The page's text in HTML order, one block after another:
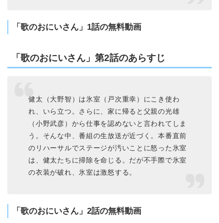
「歌のおにいさん」1話の無料動画
「歌のおにいさん」第2話のあらすじ
健太（大野智）は氷室（戸次重幸）にこき使わ
れ、いら立つ。さらに、家に帰ると父親の光雄
（小野武彦）から仕事を認めないと言われてしま
う。そんな中、番組の生放送が近づく。本番直前
のリハーサルでステージが汚いことに怒った氷室
は、健太たちに掃除を命じる。だが不手際で氷室
の衣装が破れ、氷室は激怒する。
「歌のおにいさん」2話の無料動画